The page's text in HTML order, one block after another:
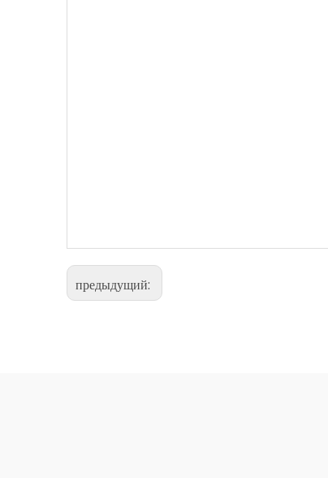
предыдущий: